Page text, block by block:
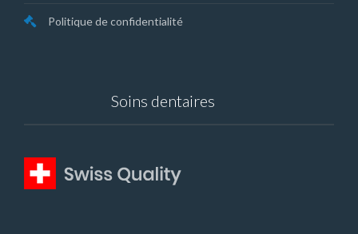
Politique de confidentialité
Soins dentaires